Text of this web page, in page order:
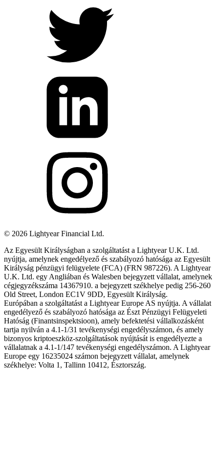
© 2026 Lightyear Financial Ltd.
Az Egyesült Királyságban a szolgáltatást a Lightyear U.K. Ltd.
nyújtja, amelynek engedélyező és szabályozó hatósága az Egyesült
Királyság pénzügyi felügyelete (FCA) (FRN 987226). A Lightyear
U.K. Ltd. egy Angliában és Walesben bejegyzett vállalat, amelynek
cégjegyzékszáma 14367910. a bejegyzett székhelye pedig 256-260
Old Street, London EC1V 9DD, Egyesült Királyság.
Európában a szolgáltatást a Lightyear Europe AS nyújtja. A vállalat
engedélyező és szabályozó hatósága az Észt Pénzügyi Felügyeleti
Hatóság (Finantsinspektsioon), amely befektetési vállalkozásként
tartja nyilván a 4.1-1/31 tevékenységi engedélyszámon, és amely
bizonyos kriptoeszköz-szolgáltatások nyújtását is engedélyezte a
vállalatnak a 4.1-1/147 tevékenységi engedélyszámon. A Lightyear
Europe egy 16235024 számon bejegyzett vállalat, amelynek
székhelye: Volta 1, Tallinn 10412, Észtország.